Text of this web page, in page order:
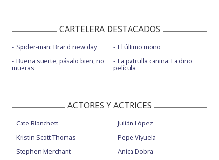
CARTELERA DESTACADOS
Spider-man: Brand new day
Buena suerte, pásalo bien, no
mueras
El último mono
La patrulla canina: La dino
película
ACTORES Y ACTRICES
Cate Blanchett
Kristin Scott Thomas
Stephen Merchant
Julián López
Pepe Viyuela
Anica Dobra